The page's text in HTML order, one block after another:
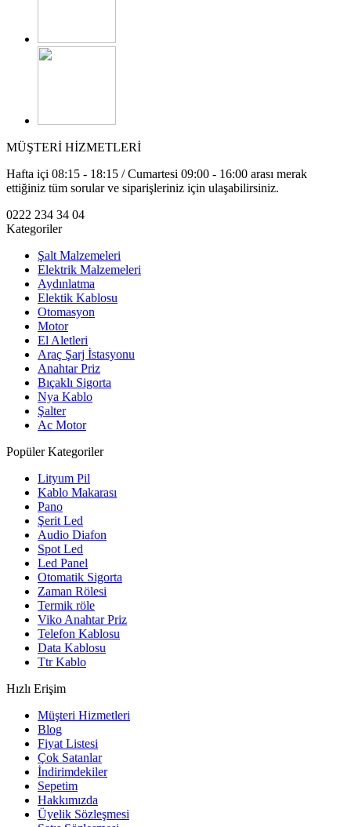
MÜŞTERİ HİZMETLERİ
Hafta içi 08:15 - 18:15 / Cumartesi 09:00 - 16:00 arası merak
ettiğiniz tüm sorular ve siparişleriniz için ulaşabilirsiniz.
0222 234 34 04
Kategoriler
Şalt Malzemeleri
Elektrik Malzemeleri
Aydınlatma
Elektik Kablosu
Otomasyon
Motor
El Aletleri
Araç Şarj İstasyonu
Anahtar Priz
Bıçaklı Sigorta
Nya Kablo
Şalter
Ac Motor
Popüler Kategoriler
Lityum Pil
Kablo Makarası
Pano
Şerit Led
Audio Diafon
Spot Led
Led Panel
Otomatik Sigorta
Zaman Rölesi
Termik röle
Viko Anahtar Priz
Telefon Kablosu
Data Kablosu
Ttr Kablo
Hızlı Erişim
Müşteri Hizmetleri
Blog
Fiyat Listesi
Çok Satanlar
İndirimdekiler
Sepetim
Hakkımızda
Üyelik Sözleşmesi